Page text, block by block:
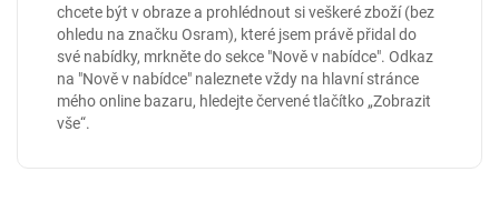
chcete být v obraze a prohlédnout si veškeré zboží (bez
ohledu na značku Osram), které jsem právě přidal do
své nabídky, mrkněte do sekce "Nově v nabídce". Odkaz
na "Nově v nabídce" naleznete vždy na hlavní stránce
mého online bazaru, hledejte červené tlačítko „Zobrazit
vše“.